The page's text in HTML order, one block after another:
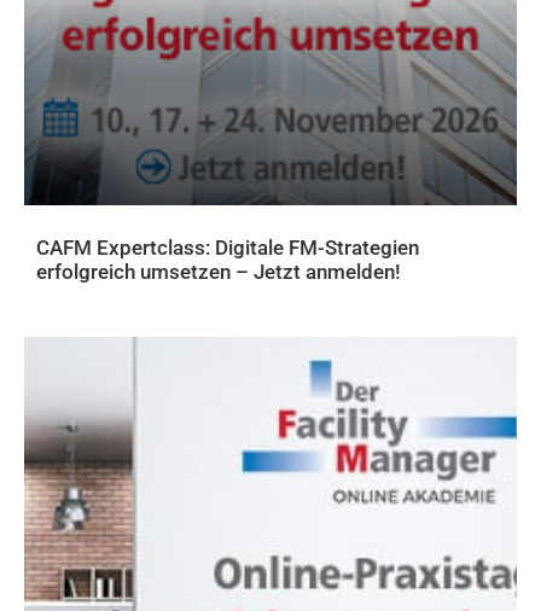
CAFM Expertclass: Digitale FM-Strategien
erfolgreich umsetzen – Jetzt anmelden!